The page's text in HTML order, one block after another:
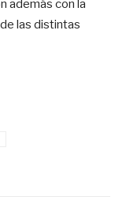
además con la
las distintas